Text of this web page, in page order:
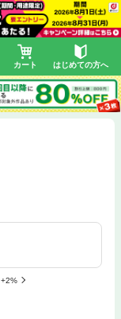
カート はじめての方へ